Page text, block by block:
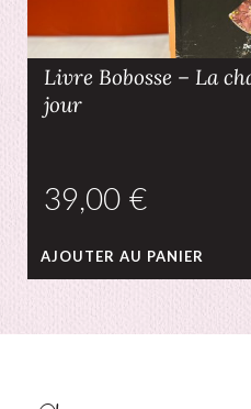
Livre Bobosse – La
jour
€
AJOUTER AU PANIER